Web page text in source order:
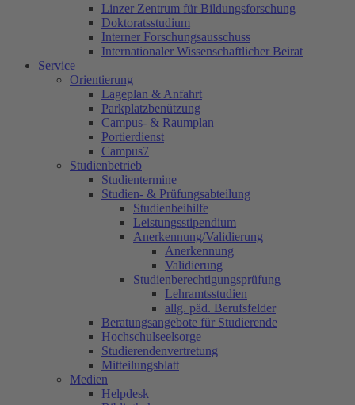
Linzer Zentrum für Bildungsforschung
Doktoratsstudium
Interner Forschungsausschuss
Internationaler Wissenschaftlicher Beirat
Service
Orientierung
Lageplan & Anfahrt
Parkplatzbenützung
Campus- & Raumplan
Portierdienst
Campus7
Studienbetrieb
Studientermine
Studien- & Prüfungsabteilung
Studienbeihilfe
Leistungsstipendium
Anerkennung/Validierung
Anerkennung
Validierung
Studienberechtigungsprüfung
Lehramtsstudien
allg. päd. Berufsfelder
Beratungsangebote für Studierende
Hochschulseelsorge
Studierendenvertretung
Mitteilungsblatt
Medien
Helpdesk